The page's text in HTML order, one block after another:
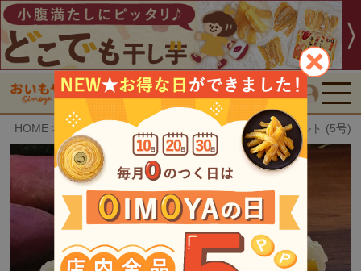
検索
HOME おいもや特選スイーツ 大学芋のモンブランタルト (5号)